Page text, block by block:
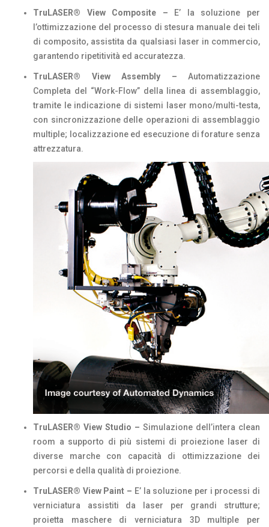
TruLASER® View Composite –
E’ la soluzione per
l’ottimizzazione del processo di stesura manuale dei teli
di composito, assistita da qualsiasi laser in commercio,
garantendo ripetitività ed accuratezza.
TruLASER® View Assembly – Automatizzazione
Completa del “Work-Flow” della linea di assemblaggio,
tramite le indicazione di sistemi laser mono/multi-testa,
con sincronizzazione delle operazioni di assemblaggio
multiple; localizzazione ed esecuzione di forature senza
attrezzatura.
TruLASER® View Studio – Simulazione dell’intera clean
room a supporto di più sistemi di proiezione laser di
diverse marche con capacità di ottimizzazione dei
percorsi e della qualità di proiezione.
TruLASER® View Paint – E’ la soluzione per i processi di
verniciatura assistiti da laser per grandi strutture;
proietta maschere di verniciatura 3D multiple per